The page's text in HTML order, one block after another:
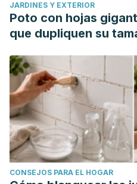
Fundación Española de
http://www.fen.org.es/
numbers. https://
conditions/high-blood-
depth/cholesterol/art-
Fundación Española de
https://www.fen.org.es/
legumbres-nutricion-y-
American Heart Association.
Control High Blood Pressure.
JARDINES Y EXTERIOR
Poto con hojas
que dupliquen su
CONSEJOS PARA EL HOGAR